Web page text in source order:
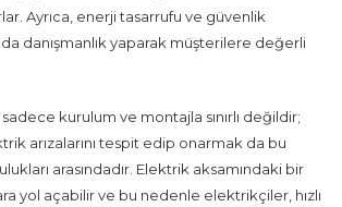
Ayrıca, enerji tasarrufu ve güvenlik
danışmanlık yaparak müşterilere değerli
kurulum ve montajla sınırlı değildir;
arızalarını tespit edip onarmak da bu
arasındadır. Elektrik aksamındaki bir
yol açabilir ve bu nedenle elektrikçiler, hızlı